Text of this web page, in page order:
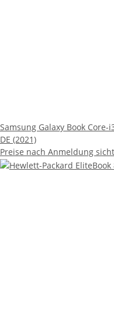
Samsung Galaxy Book Core-
DE (2021)
Preise nach Anmeldung